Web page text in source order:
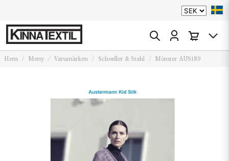
Hem Meny Varumärken Schoeller & Stahl Mönster AUS189